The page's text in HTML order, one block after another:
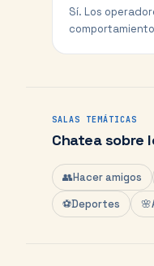
Sí. Los
SALAS TEMÁTICAS
Chatea sobre
👥Hacer amigos
⚽Deportes 🌸